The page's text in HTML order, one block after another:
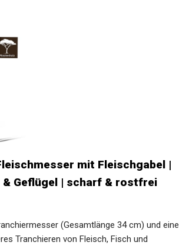
mit Fleischgabel |
& Geflügel | scharf & rostfrei
(Gesamtlänge 34 cm) und eine
Tranchieren von Fleisch, Fisch und